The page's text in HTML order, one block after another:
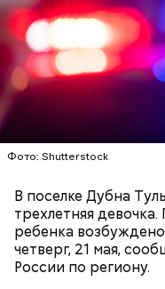
Фото: Shutterstock
В поселке Дубна
трехлетняя
ребенка
четверг, 21 мая,
России по региону.
Блогеру грозило до
Play
Video
Видео: пресс-служба
что яд могли
недоброжелатели.